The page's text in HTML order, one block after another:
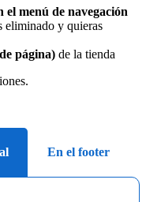
el menú de navegación
eliminado y quieras
página) de la tienda
En el footer